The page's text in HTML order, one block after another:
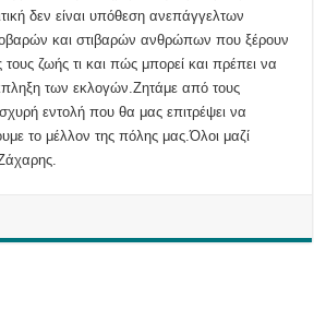
δεν είναι υπόθεση ανεπάγγελτων
και στιβαρών ανθρώπων που ξέρουν
τους ζωής τι και πώς μπορεί και πρέπει να
των εκλογών.Ζητάμε από τους
εντολή που θα μας επιτρέψει να
το μέλλον της πόλης μας.Όλοι μαζί